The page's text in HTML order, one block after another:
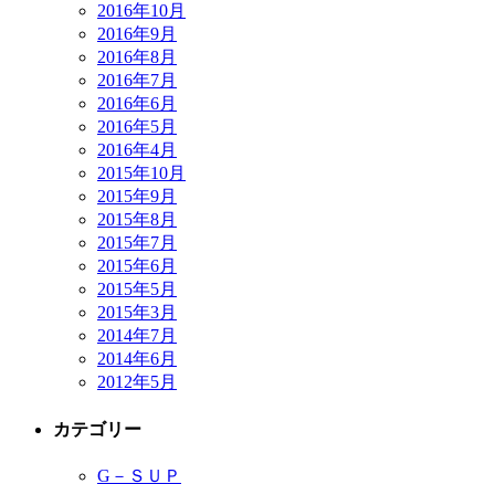
2016年10月
2016年9月
2016年8月
2016年7月
2016年6月
2016年5月
2016年4月
2015年10月
2015年9月
2015年8月
2015年7月
2015年6月
2015年5月
2015年3月
2014年7月
2014年6月
2012年5月
カテゴリー
G－ＳＵＰ